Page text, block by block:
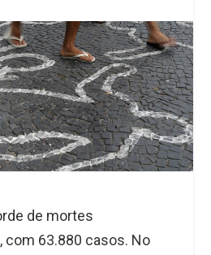
de mortes
com 63.880 casos. No